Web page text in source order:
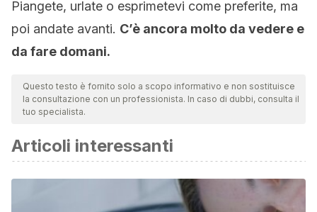
Piangete, urlate o esprimetevi come preferite, ma
poi andate avanti. C’è ancora molto da vedere e
da fare domani.
Questo testo è fornito solo a scopo informativo e non sostituisce
la consultazione con un professionista. In caso di dubbi, consulta il
tuo specialista.
Articoli interessanti